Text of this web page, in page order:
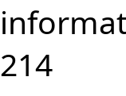
214